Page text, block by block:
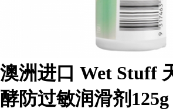
澳洲进口 Wet Stuff
酵防过敏润滑剂125g